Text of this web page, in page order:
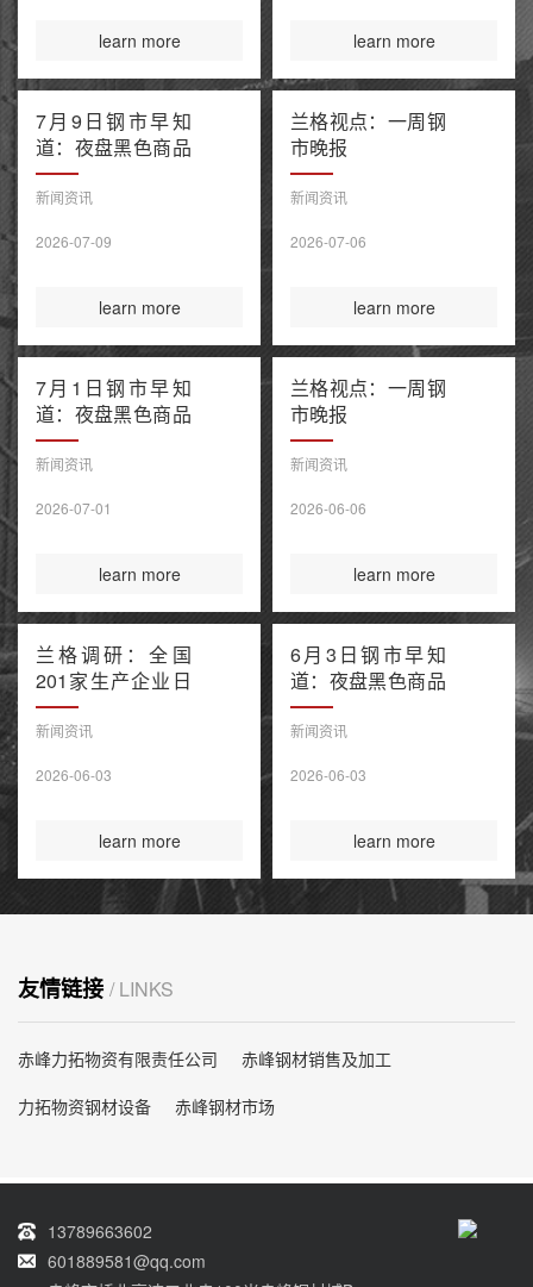
learn more learn more
7月9日钢市早知
道：夜盘黑色商品
整体收涨 原油大
涨引爆全球债市抛
忘录“已终结”
新闻资讯
2026-07-09
learn more
兰格视点：一周钢
市晚报
新闻资讯
2026-07-06
learn more
7月1日钢市早知
道：夜盘黑色商品
窄幅波动 上半年
百强房企销售额降
钢铁保障新规今起
新闻资讯
2026-07-01
learn more
兰格视点：一周钢
市晚报
新闻资讯
2026-06-06
learn more
兰格调研：全国
201家生产企业日
均铁水产量环比上
升（6月3日）
新闻资讯
2026-06-03
learn more
6月3日钢市早知
道：夜盘黑色商品
多数收涨 IEA警告
全球石油库存或于
国际煤炭投资创14
新闻资讯
2026-06-03
learn more
友情链接 / LINKS
赤峰力拓物资有限责任公司
赤峰钢材销售及加工
力拓物资钢材设备
赤峰钢材市场
13789663602
601889581@qq.com